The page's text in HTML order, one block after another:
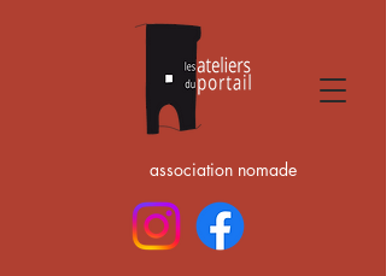
association nomade